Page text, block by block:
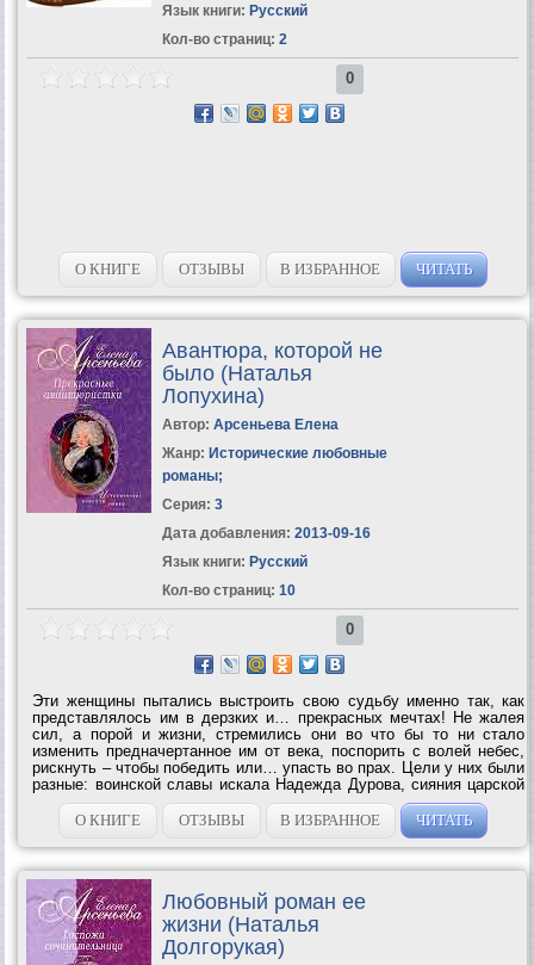
Язык книги: Русский
Кол-во страниц: 2
0
О КНИГЕ ОТЗЫВЫ В ИЗБРАННОЕ ЧИТАТЬ
Авантюра, которой не
было (Наталья
Лопухина)
Автор: Арсеньева Елена
Жанр: Исторические любовные
романы;
Серия: 3
Дата добавления: 2013-09-16
Язык книги: Русский
Кол-во страниц: 10
0
Эти женщины пытались выстроить свою судьбу именно так, как
представлялось им в дерзких и… прекрасных мечтах! Не жалея
сил, а порой и жизни, стремились они во что бы то ни стало
изменить предначертанное им от века, поспорить с волей небес,
рискнуть – чтобы победить или… упасть во прах. Цели у них были
разные: воинской славы искала Надежда Дурова, сияния царской
власти Марина Мнишек, сказочной любви Ольга Жеребцова… Что
еще двигало...
О КНИГЕ ОТЗЫВЫ В ИЗБРАННОЕ ЧИТАТЬ
Любовный роман ее
жизни (Наталья
Долгорукая)